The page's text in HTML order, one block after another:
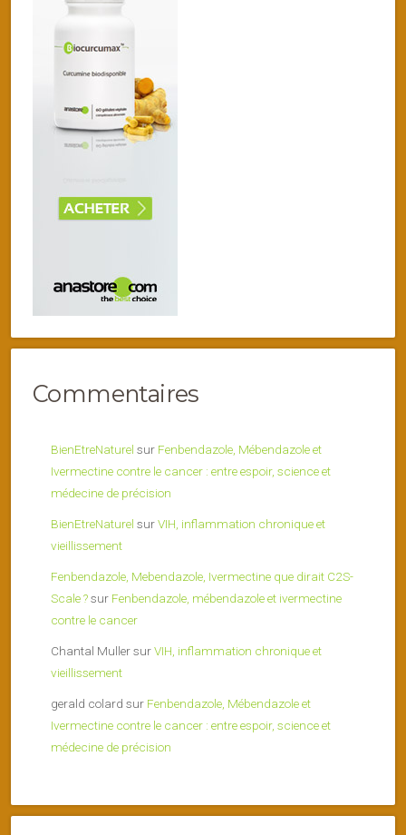
Commentaires
BienEtreNaturel sur Fenbendazole, Mébendazole et
Ivermectine contre le cancer : entre espoir, science et
médecine de précision
BienEtreNaturel surVIH, inflammation chronique et
vieillissement
Fenbendazole, Mebendazole, Ivermectine que dirait C2S-
Scale ?sur Fenbendazole, mébendazole et ivermectine
contre le cancer
Chantal MullersurVIH, inflammation chronique et
vieillissement
gerald colard sur Fenbendazole, Mébendazole et
Ivermectine contre le cancer : entre espoir, science et
médecine de précision